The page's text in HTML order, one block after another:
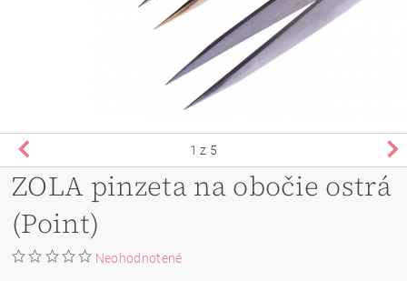
1 z 5
ZOLA pinzeta na obočie ostrá
(Point)
Neohodnotené